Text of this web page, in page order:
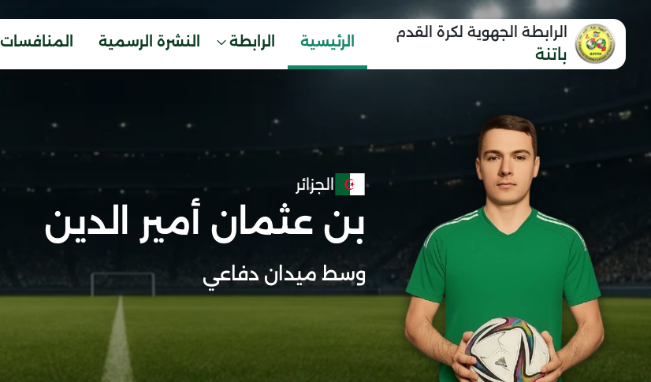
الرابطة الجهوية لكرة القدم
باتنة
الرئيسية الرابطة النشرة الرسمية المنافسات
الجزائر
بن عثمان أمير الدين
وسط ميدان دفاعي